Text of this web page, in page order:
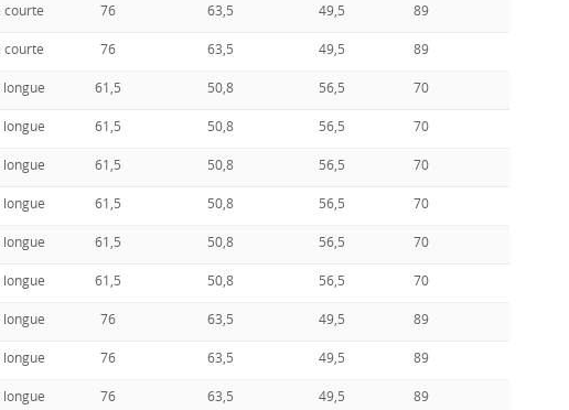
courte 76 63,5 49,5 89
courte 76 63,5 49,5 89
longue 61,5 50,8 56,5 70
longue 61,5 50,8 56,5 70
longue 61,5 50,8 56,5 70
longue 61,5 50,8 56,5 70
longue 61,5 50,8 56,5 70
longue 61,5 50,8 56,5 70
longue 76 63,5 49,5 89
longue 76 63,5 49,5 89
longue 76 63,5 49,5 89